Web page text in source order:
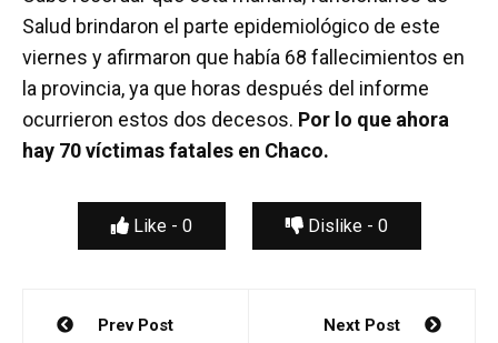
Salud brindaron el parte epidemiológico de este
viernes y afirmaron que había 68 fallecimientos en
la provincia, ya que horas después del informe
ocurrieron estos dos decesos. Por lo que ahora
hay 70 víctimas fatales en Chaco.
Like - 0 Dislike - 0
Navegación
Prev Post Next Post